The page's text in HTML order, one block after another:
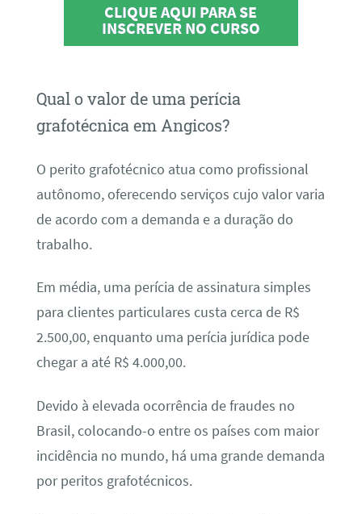
CLIQUE AQUI PARA SE
INSCREVER NO CURSO
Qual o valor de uma perícia
grafotécnica em Angicos?
O perito grafotécnico atua como profissional
autônomo, oferecendo serviços cujo valor varia
de acordo com a demanda e a duração do
trabalho.
Em média, uma perícia de assinatura simples
para clientes particulares custa cerca de R$
2.500,00, enquanto uma perícia jurídica pode
chegar a até R$ 4.000,00.
Devido à elevada ocorrência de fraudes no
Brasil, colocando-o entre os países com maior
incidência no mundo, há uma grande demanda
por peritos grafotécnicos.